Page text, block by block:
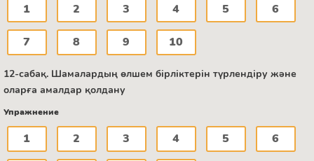
1 2 3 4 5 6
7 8 9 10
12-сабақ. Шамалардың өлшем бірліктерін түрлендіру және
оларға амалдар қолдану
Упражнение
1 2 3 4 5 6